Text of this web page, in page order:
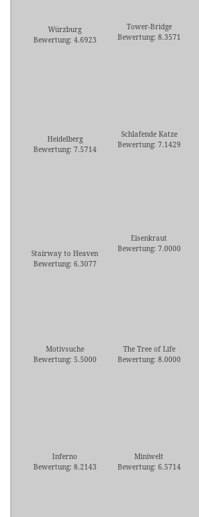
Würzburg
Bewertung: 4.6923
Tower-Bridge
Bewertung: 8.3571
Heidelberg
Bewertung: 7.5714
Schlafende Katze
Bewertung: 7.1429
Stairway to Heaven
Bewertung: 6.3077
Eisenkraut
Bewertung: 7.0000
Motivsuche
Bewertung: 5.5000
The Tree of Life
Bewertung: 8.0000
Inferno
Bewertung: 8.2143
Miniwelt
Bewertung: 6.5714